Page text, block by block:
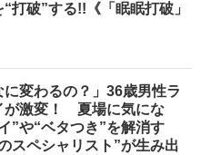
打破”する!!《「眠眠打破」
に変わるの？」36歳男性ラ
が激変！ 夏場に気にな
”や“ベタつき”を解消す
スペシャリスト”が生み出